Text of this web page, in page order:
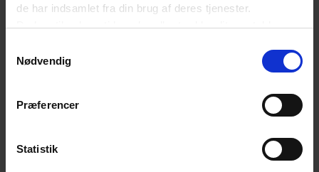
de har indsamlet fra din brug af deres tjenester.
Du kan til enhver tid ændre eller trække dit samtykke
hjørne på websitet.
Nødvendig
Præferencer
Statistik
Betina Schiønning.
gør ledelse